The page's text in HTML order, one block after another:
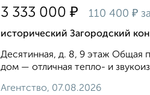
3 333 000 ₽ 110 400 ₽
исторический Загородский
Десятинная, д. 8, 9 этаж Общая
дом — отличная тепло- и
Агентство, 07.08.2026